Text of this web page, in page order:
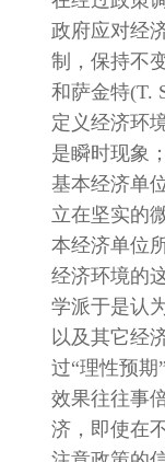
政府应对经
制，保持不
和萨金特(T.
定义经济环
是瞬时现象
基本经济单
立在坚实的
本经济单位
经济环境的
学派于是认
以及其它经
过“理性预期”
效果往往事
济，即使在